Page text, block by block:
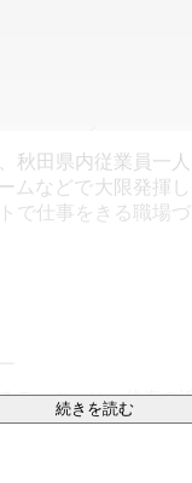
秋田県内
ムなどで
で仕事を
従業員一
大限発揮
きる職場
テック）は、代表の
東成瀬村を拠点に日
続きを読む